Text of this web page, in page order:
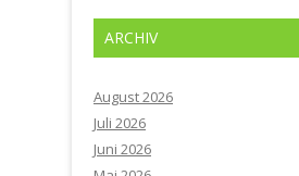
ARCHIV
August 2026
Juli 2026
Juni 2026